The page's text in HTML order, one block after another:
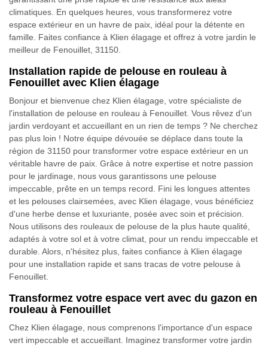
climatiques. En quelques heures, vous transformerez votre
espace extérieur en un havre de paix, idéal pour la détente en
famille. Faites confiance à Klien élagage et offrez à votre jardin le
meilleur de Fenouillet, 31150.
Installation rapide de pelouse en rouleau à
Fenouillet avec Klien élagage
Bonjour et bienvenue chez Klien élagage, votre spécialiste de
l'installation de pelouse en rouleau à Fenouillet. Vous rêvez d'un
jardin verdoyant et accueillant en un rien de temps ? Ne cherchez
pas plus loin ! Notre équipe dévouée se déplace dans toute la
région de 31150 pour transformer votre espace extérieur en un
véritable havre de paix. Grâce à notre expertise et notre passion
pour le jardinage, nous vous garantissons une pelouse
impeccable, prête en un temps record. Fini les longues attentes
et les pelouses clairsemées, avec Klien élagage, vous bénéficiez
d'une herbe dense et luxuriante, posée avec soin et précision.
Nous utilisons des rouleaux de pelouse de la plus haute qualité,
adaptés à votre sol et à votre climat, pour un rendu impeccable et
durable. Alors, n'hésitez plus, faites confiance à Klien élagage
pour une installation rapide et sans tracas de votre pelouse à
Fenouillet.
Transformez votre espace vert avec du gazon en
rouleau à Fenouillet
Chez Klien élagage, nous comprenons l'importance d'un espace
vert impeccable et accueillant. Imaginez transformer votre jardin